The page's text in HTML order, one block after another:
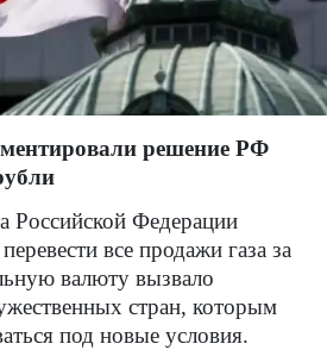
решение РФ
Российской Федерации
все продажи газа за
валюту вызвало
стран, которым
под новые условия.